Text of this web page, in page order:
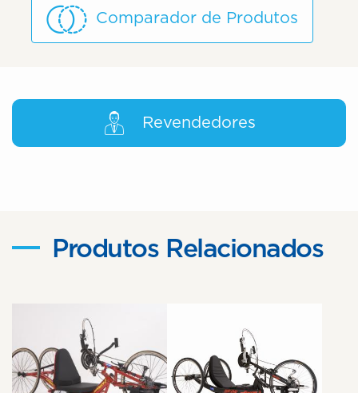
Comparador de Produtos
Revendedores
Produtos Relacionados